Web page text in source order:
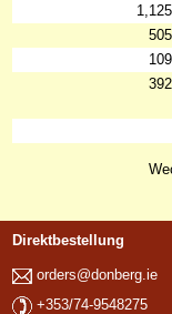
Direktbestellung
orders@donberg.ie
+353/74-9548275